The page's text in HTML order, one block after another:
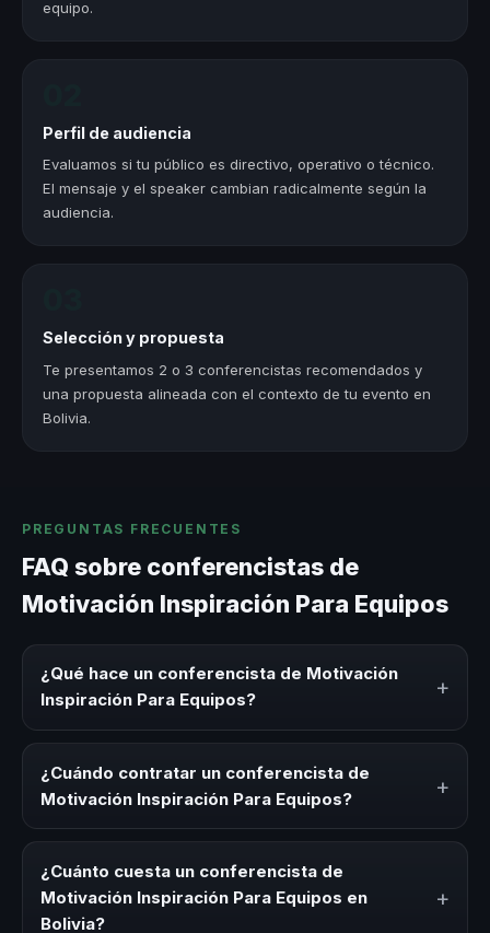
equipo.
Perfil de audiencia
Evaluamos si tu público es directivo, operativo o técnico.
El mensaje y el speaker cambian radicalmente según la
audiencia.
Selección y propuesta
Te presentamos 2 o 3 conferencistas recomendados y
una propuesta alineada con el contexto de tu evento en
Bolivia.
PREGUNTAS FRECUENTES
FAQ sobre conferencistas de
Motivación Inspiración Para Equipos
¿Qué hace un conferencista de Motivación
Inspiración Para Equipos?
+
es un experto que comparte conocimiento, estrategias y
experiencias sobre este tema en eventos corporativos,
convenciones y seminarios. Su objetivo es generar
reflexión, inspiración y herramientas aplicables para la
¿Cuándo contratar un conferencista de
Motivación Inspiración Para Equipos?
+
Inspiración Para Equipos para kick-offs, convenciones
anuales, programas de desarrollo, eventos de integración
o cuando tu organización necesita impulsar un cambio
¿Cuánto cuesta un conferencista de
Motivación Inspiración Para Equipos en
Bolivia?
+